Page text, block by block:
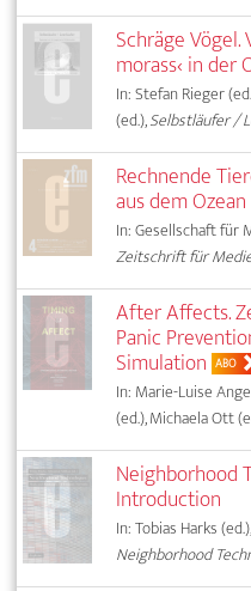
Schräge
morass‹ in der
In: Stefan Rieger
(ed.),Selbstläufer /
Rechnende
aus dem Ozean
In: Gesellschaft für
Zeitschrift für
After Affects.
Panic
Simulation ABO
In: Marie-Luise
(ed.), Michaela Ott
Neighborhood
Introduction
In: Tobias Harks
Neighborhood